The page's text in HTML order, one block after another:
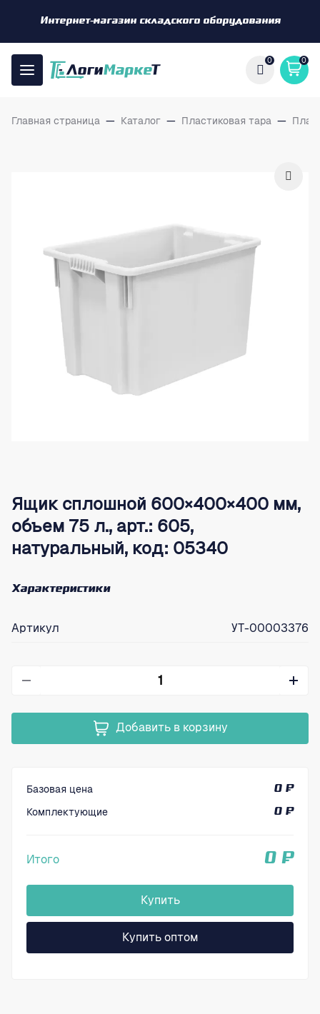
Интернет-магазин складского оборудования
0 0
Главная страница — Каталог — Пластиковая тара —
Ящик сплошной 600×400×400 мм,
объем 75 л., арт.: 605,
натуральный, код: 05340
Характеристики
Артикул УТ-00003376
Добавить в корзину
Базовая цена
0 ₽
Комплектующие
0 ₽
Итого 0 ₽
Купить
Купить оптом